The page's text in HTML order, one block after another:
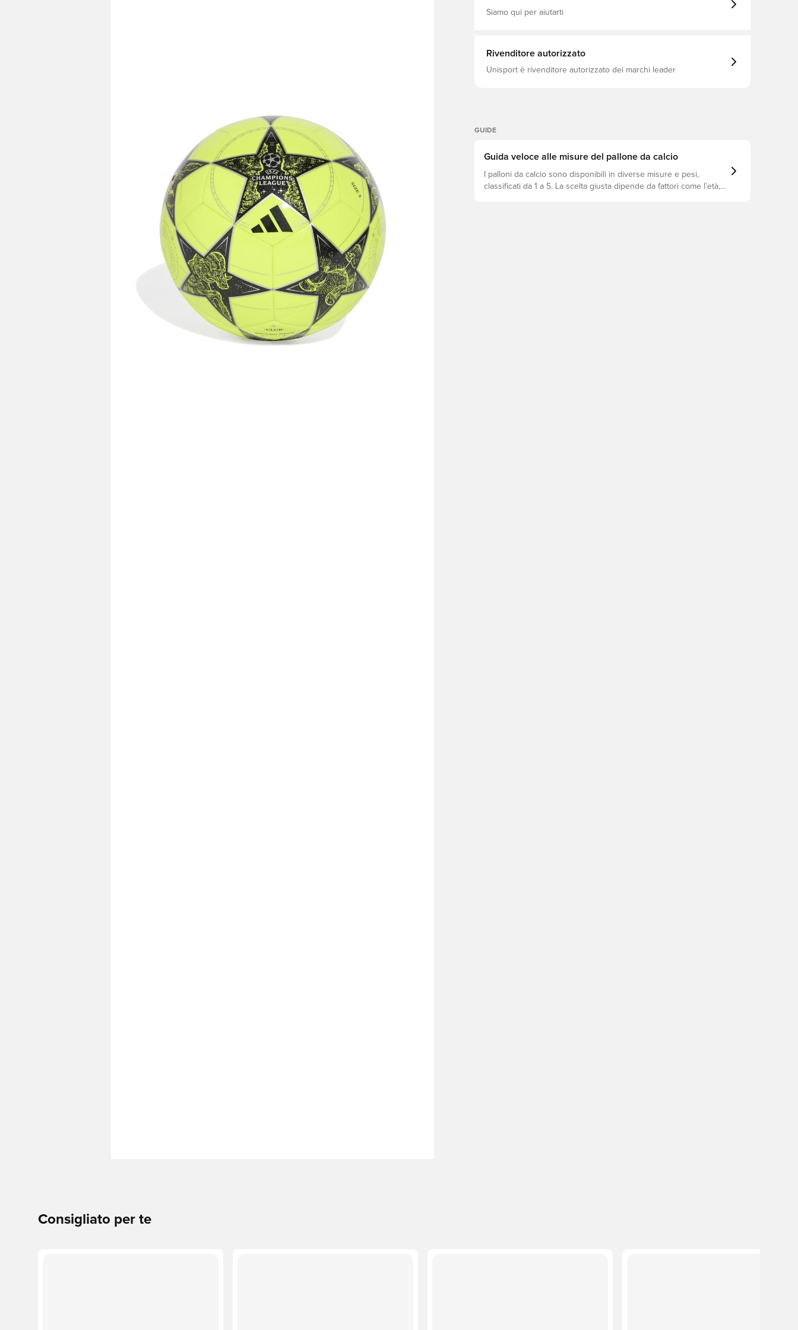
Siamo qui per aiutarti
Rivenditore autorizzato
Unisport è rivenditore autorizzato dei marchi leader
GUIDE
Guida veloce alle misure del pallone da calcio
I palloni da calcio sono disponibili in diverse misure e pesi,
classificati da 1 a 5. La scelta giusta dipende da fattori come l’età, il
Consigliato per te